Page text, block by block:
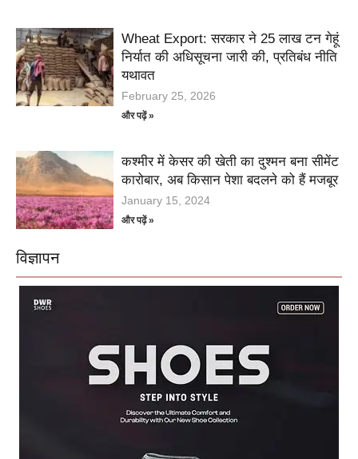
Wheat Export: सरकार ने 25 लाख टन गेहूं
निर्यात की अधिसूचना जारी की, प्रतिबंध नीति
यथावत
February 25, 2026
और पढ़ें »
कश्मीर में केसर की खेती का दुश्मन बना सीमेंट
कारोबार, अब किसान पेशा बदलने को हैं मजबूर
January 15, 2024
और पढ़ें »
विज्ञापन